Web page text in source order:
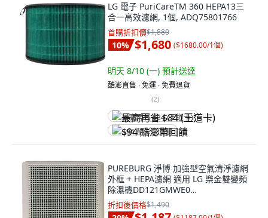
LG 電子 PuriCareTM 360 HEPA13三
合一高效濾網, 1個, ADQ75801766
首購折扣價$1,880
10% $1,680 ($1680.00/1個)
明天 8/10 (一) 預計送達
酷澎直售 ∙ 免運 ∙ 免費退貨
(2)
最高再省 $84 (王道卡)
$94 酷澎幣回饋
PUREBURG 淨博 加強型空氣清淨濾網
外框 + HEPA濾網 適用 LG 樂金雙變頻
除濕機DD121GMWE0
12.4L/DD141GMWE0 14.4L, 1套,
DD12DD14-01
折扣後價格$1,490